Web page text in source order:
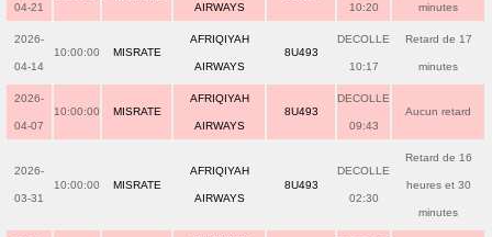
04-21 AIRWAYS 10:20 minutes
2026-
04-14
10:00:00 MISRATE
AFRIQIYAH
AIRWAYS
8U493
DECOLLE
10:17
Retard de 17
minutes
2026-
04-07
10:00:00 MISRATE
AFRIQIYAH
AIRWAYS
8U493
DECOLLE
09:43
Aucun retard
2026-
03-31
10:00:00 MISRATE
AFRIQIYAH
AIRWAYS
8U493
DECOLLE
02:30
Retard de 16
heures et 30
minutes